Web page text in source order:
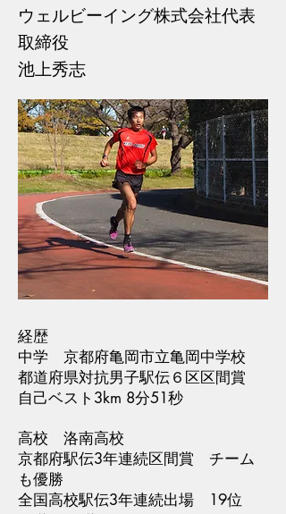
​ウェルビーイング株式会社代表
取締役
池上秀志
経歴
中学 京都府亀岡市立亀岡中学校
都道府県対抗男子駅伝６区区間賞
自己ベスト3km 8分51秒
高校 洛南高校
京都府駅伝3年連続区間賞 チーム
も優勝
全国高校駅伝3年連続出場 19位